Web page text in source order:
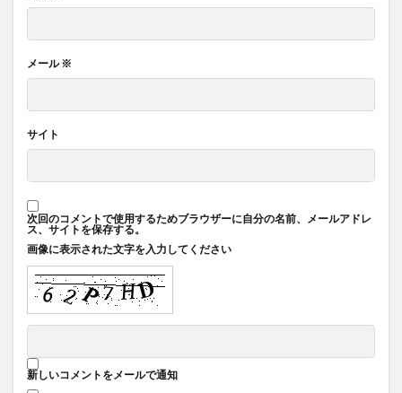
メール※
サイト
次回のコメントで使用するためブラウザーに自分の名前、メールアドレ
ス、サイトを保存する。
画像に表示された文字を入力してください
新しいコメントをメールで通知